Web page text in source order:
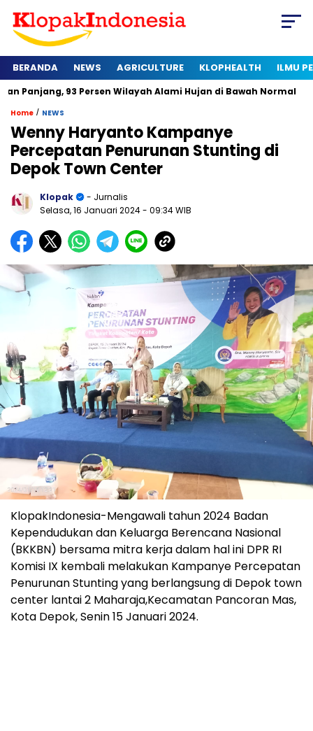
BERANDA NEWS AGRICULTURE KLOPHEALTH ILMU
Persen Wilayah Alami Hujan di Bawah Normal Kapan
Home / NEWS
Wenny Haryanto Kampanye
Percepatan Penurunan Stunting di
Depok Town Center
Klopak
- Jurnalis
Selasa, 16 Januari 2024- 09:34 WIB
KlopakIndonesia-Mengawali tahun 2024 Badan
Kependudukan dan Keluarga Berencana Nasional
(BKKBN) bersama mitra kerja dalam hal ini DPR RI
Komisi IX kembali melakukan Kampanye Percepatan
Penurunan Stunting yang berlangsung di Depok town
center lantai 2 Maharaja,Kecamatan Pancoran Mas,
Kota Depok, Senin 15 Januari 2024.